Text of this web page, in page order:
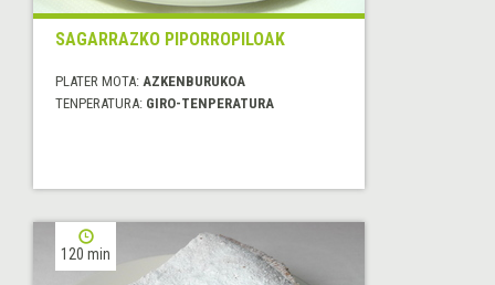
SAGARRAZKO PIPORROPILOAK
PLATER MOTA: AZKENBURUKOA
TENPERATURA: GIRO-TENPERATURA
120 min